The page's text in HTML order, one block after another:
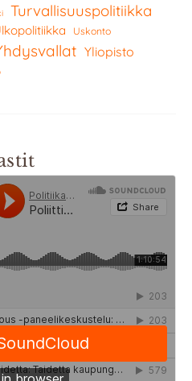
Turvallisuuspolitiikka
Uskonto
Yliopisto